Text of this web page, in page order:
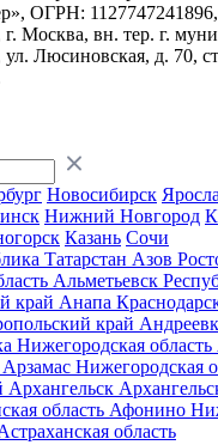
ОГРН:
г. Москва, вн. тер. г.
Люсиновская, д. 70,
Новосибирск
Нижний Новгород
Казань Сочи
Татарстан Азов
Альметьевск
край Анапа
край
Нижегородская область
Арзамас Нижегородская
Архангельск
область Афонино
область